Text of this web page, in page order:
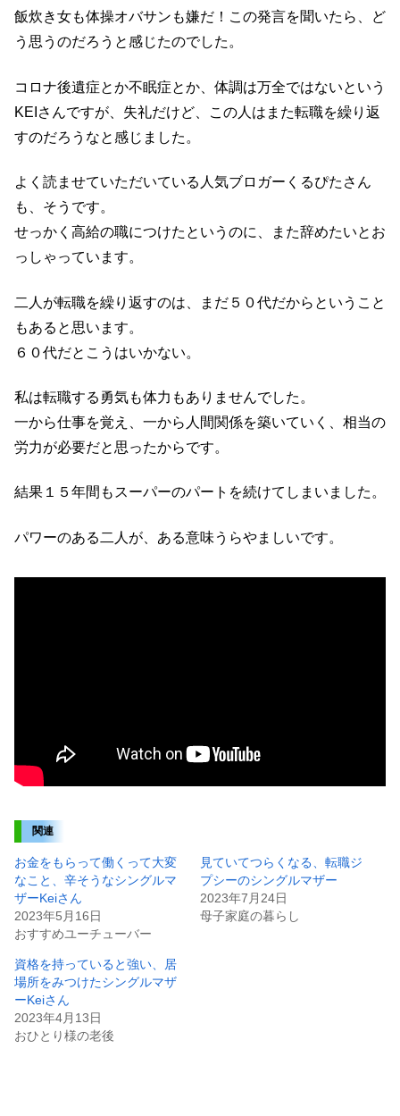
飯炊き女も体操オバサンも嫌だ！この発言を聞いたら、ど
う思うのだろうと感じたのでした。
コロナ後遺症とか不眠症とか、体調は万全ではないという
KEIさんですが、失礼だけど、この人はまた転職を繰り返
すのだろうなと感じました。
よく読ませていただいている人気ブロガーくるぴたさん
も、そうです。
せっかく高給の職につけたというのに、また辞めたいとお
っしゃっています。
二人が転職を繰り返すのは、まだ５０代だからということ
もあると思います。
６０代だとこうはいかない。
私は転職する勇気も体力もありませんでした。
一から仕事を覚え、一から人間関係を築いていく、相当の
労力が必要だと思ったからです。
結果１５年間もスーパーのパートを続けてしまいました。
パワーのある二人が、ある意味うらやましいです。
関連
お金をもらって働くって大変
なこと、辛そうなシングルマ
ザーKeiさん
2023年5月16日
おすすめユーチューバー
見ていてつらくなる、転職ジ
プシーのシングルマザー
2023年7月24日
母子家庭の暮らし
資格を持っていると強い、居
場所をみつけたシングルマザ
ーKeiさん
2023年4月13日
おひとり様の老後